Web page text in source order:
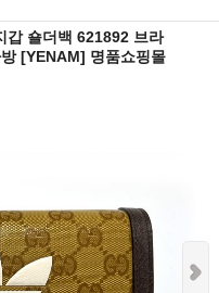
갑 숄더백 621892 브라
[YENAM] 명품쇼핑몰